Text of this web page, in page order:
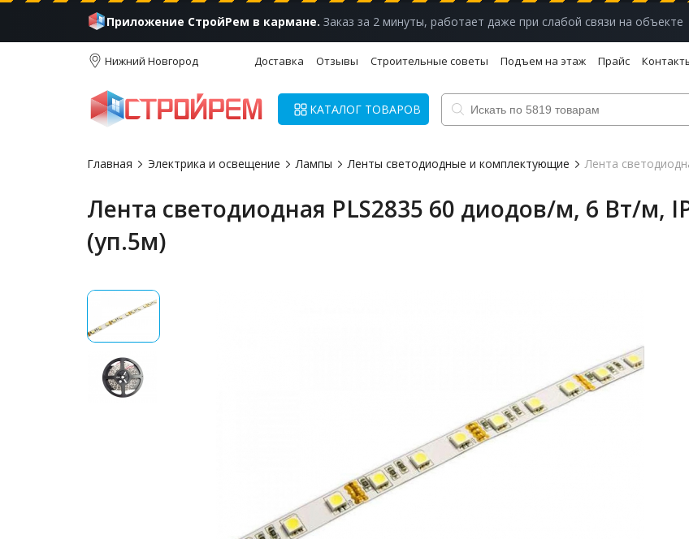
Приложение СтройРем в кармане. Заказ за 2 минуты, работает даже при слабой связи на объекте
Нижний Новгород Доставка Отзывы Строительные советы Подъем на этаж Прайс
КАТАЛОГ ТОВАРОВ
Главная Электрика и освещение Лампы Ленты светодиодные и комплектующие Лента
Лента светодиодная PLS2835 60 диодов/м, 6 Вт/м,
(уп.5м)